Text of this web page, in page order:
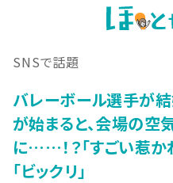
SNSで話題
バレーボール選手が
が始まると、会場の空
に……！？「すごい惹か
「ビックリ」